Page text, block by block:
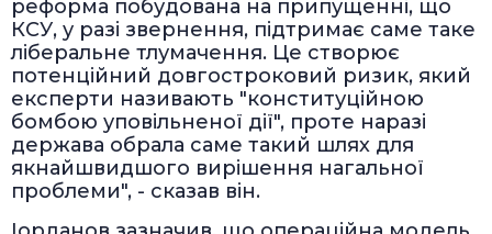
реформа побудована на припущенні, що
КСУ, у разі звернення, підтримає саме таке
ліберальне тлумачення. Це створює
потенційний довгостроковий ризик, який
експерти називають "конституційною
бомбою уповільненої дії", проте наразі
держава обрала саме такий шлях для
якнайшвидшого вирішення нагальної
проблеми", - сказав він.